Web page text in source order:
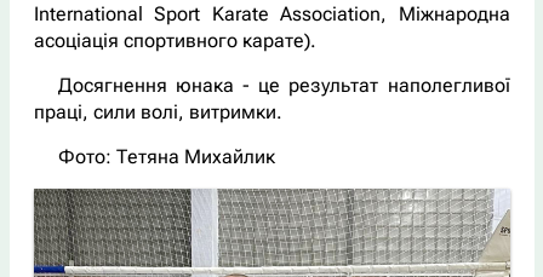
International Sport Karate Association, Міжнародна
асоціація спортивного карате).
Досягнення юнака - це результат наполегливої
праці, сили волі, витримки.
Фото: Тетяна Михайлик